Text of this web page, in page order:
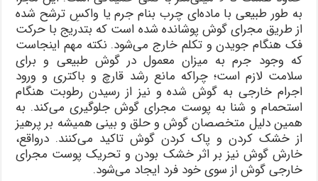
به طور طبیعی با ماده‌ای چرب بنام جرم یا واکسِ ترشح شده
از طریق مجرای گوش پوشانده شده است که بتدریج با حرکت
فک هنگام جویدن و تکلم خارج می‌شود. نکته مهم اینجاست
که وجود جرم به میزان معمول در گوش طبیعی و برای
سلامت لازم است؛ چراکه مانع رشد قارچ و باکتری و ورود
اجرام خارجی به گوش شده و نیز از رسیدن رطوبت هنگام
استحمام و شنا به پوست مجرای گوش جلوگیری می‌کند. به
همین دلیل متخصصان گوش و حلق و بینی همیشه بر پرهیز
از خشک کردن و پاک کردن گوش تاکید می‌کنند. درواقع،
خارش گوش نیز بر اثر خشک بودن و تحریک پوست مجرای
خارجی گوش از سوی خود فرد ایجاد می‌شود.